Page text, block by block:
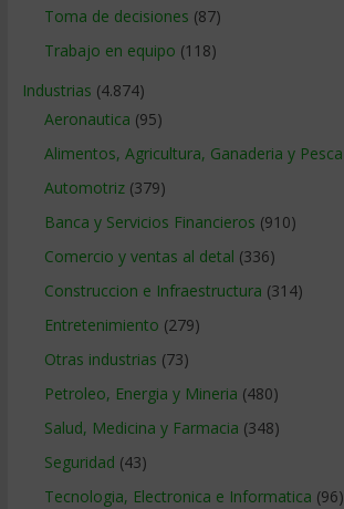
Toma de decisiones (87)
Trabajo en equipo (118)
Industrias (4.874)
Aeronautica (95)
Alimentos, Agricultura, Ganaderia y Pesca
Automotriz(379)
Banca y Servicios Financieros (910)
Comercio y ventas al detal (336)
Construccion e Infraestructura (314)
Entretenimiento (279)
Otras industrias (73)
Petroleo, Energia y Mineria (480)
Salud, Medicina y Farmacia (348)
Seguridad (43)
Tecnologia, Electronica e Informatica (96)